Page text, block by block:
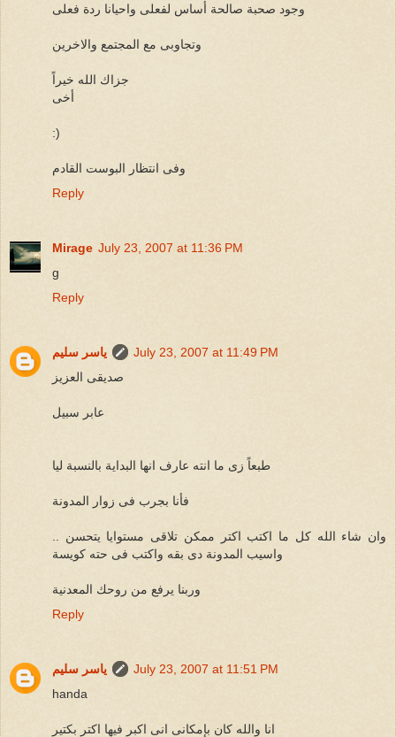
وجود صحبة صالحة أساس لفعلى واحيانا ردة فعلى
وتجاوبى مع المجتمع والاخرين
جزاك الله خيراً
أخى
:)
وفى انتظار البوست القادم
Reply
Mirage July 23, 2007 at 11:36 PM
g
Reply
ياسر سليم
July 23, 2007 at 11:49 PM
صديقى العزيز
عابر سبيل
طبعاً زى ما انته عارف انها البداية بالنسبة ليا
فأنا بجرب فى زوار المدونة
وان شاء الله كل ما اكتب اكتر ممكن تلاقى مستوايا يتحسن ..
واسيب المدونة دى بقه واكتب فى حته كويسة
وربنا يرفع من روحك المعدنية
Reply
ياسر سليم
July 23, 2007 at 11:51 PM
handa
انا والله كان بإمكانى انى اكبر فيها اكتر بكتير